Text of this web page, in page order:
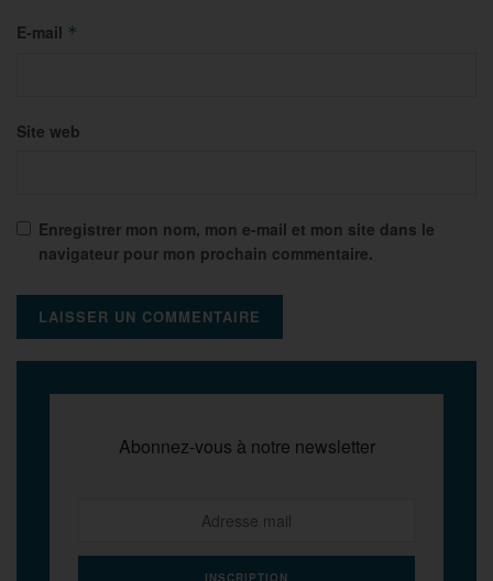
E-mail *
Site web
Enregistrer mon nom, mon e-mail et mon site dans le
navigateur pour mon prochain commentaire.
Abonnez-vous à notre newsletter